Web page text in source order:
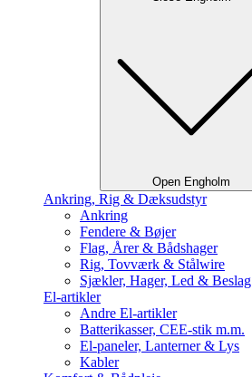
Open Engholm
Ankring, Rig & Dæksudstyr
Ankring
Fendere & Bøjer
Flag, Årer & Bådshager
Rig, Tovværk & Stålwire
Sjækler, Hager, Led & Beslag
El-artikler
Andre El-artikler
Batterikasser, CEE-stik m.m.
El-paneler, Lanterner & Lys
Kabler